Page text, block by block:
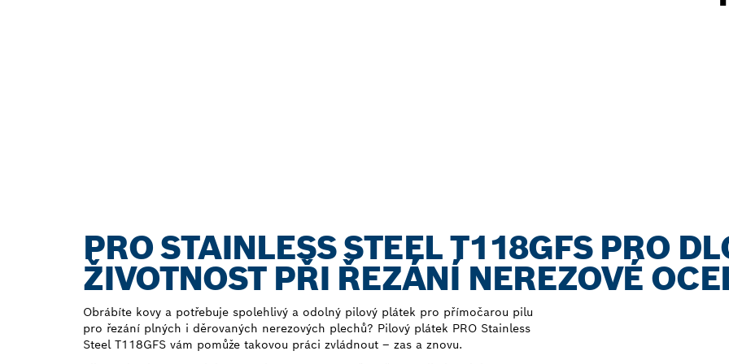
PRO STAINLESS STEEL T118GFS PRO
ŽIVOTNOST PŘI ŘEZÁNÍ NEREZOVÉ
Obrábíte kovy a potřebuje spolehlivý a odolný pilový plátek pro přímočarou pilu
pro řezání plných i děrovaných nerezových plechů? Pilový plátek PRO Stainless
Steel T118GFS vám pomůže takovou práci zvládnout – zas a znovu.